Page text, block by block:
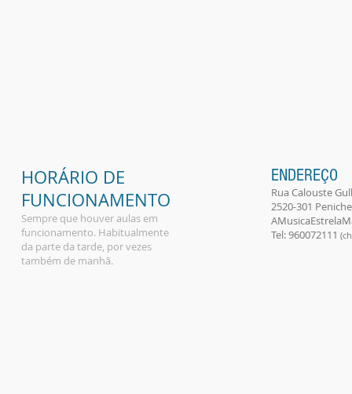
HORÁRIO DE
FUNCIONAMENTO
Sempre que houver aulas em
funcionamento. Habitualmente
da parte da tarde, por vezes
também de manhã.
ENDEREÇO
Rua Calouste
2520-301
Tel: 960072111